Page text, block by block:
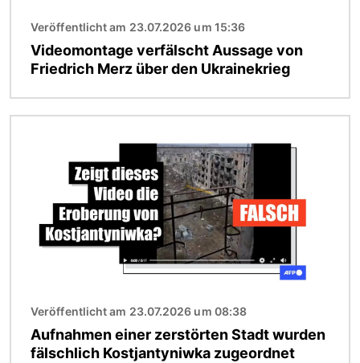
Veröffentlicht am 23.07.2026 um 15:36
Videomontage verfälscht Aussage von
Friedrich Merz über den Ukrainekrieg
Veröffentlicht am 23.07.2026 um 08:38
Aufnahmen einer zerstörten Stadt wurden
fälschlich Kostjantyniwka zugeordnet